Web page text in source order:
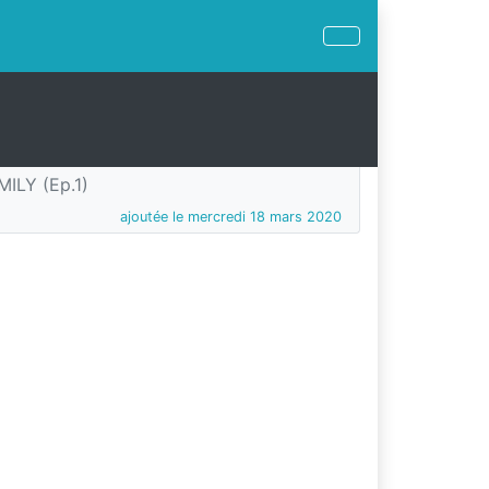
(Ep.1)
ajoutée le mercredi 18 mars 2020